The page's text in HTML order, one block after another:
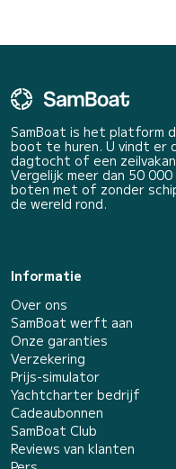
SamBoat is het platform
boot te huren. U vindt er
dagtocht of een
Vergelijk meer dan 50
boten met of zonder
de wereld rond.
Informatie
Over ons
SamBoat werft aan
Onze garanties
Verzekering
Prijs-simulator
Yachtcharter bedrijf
Cadeaubonnen
SamBoat Club
Reviews van klanten